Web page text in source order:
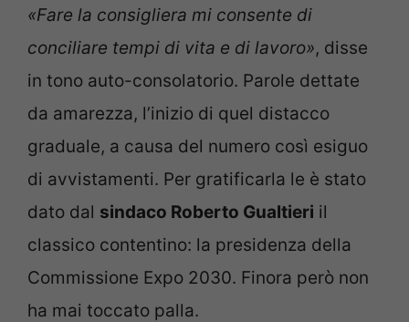
«Fare la consigliera mi consente di
conciliare tempi di vita e di lavoro», disse
in tono auto-consolatorio. Parole dettate
da amarezza, l’inizio di quel distacco
graduale, a causa del numero così esiguo
di avvistamenti. Per gratificarla le è stato
dato dal sindaco Roberto Gualtieri il
classico contentino: la presidenza della
Commissione Expo 2030. Finora però non
ha mai toccato palla.